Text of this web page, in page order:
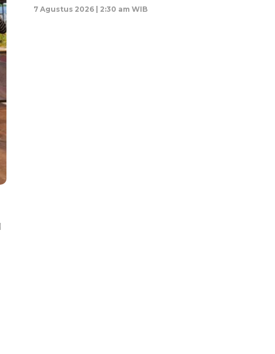
7 Agustus 2026 | 2:30 am WIB